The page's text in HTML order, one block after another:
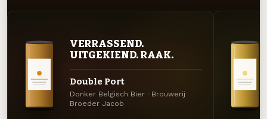
VERRASSEND.
UITGEKIEND. RAAK.
Double Port
Donker Belgisch Bier · Brouwerij
Broeder Jacob